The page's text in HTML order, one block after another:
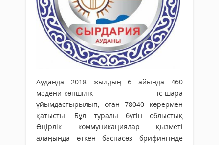
Ауданда 2018 жылдың 6 айында 460
мәдени-көпшілік іс-шара
ұйымдастырылып, оған 78040 көрермен
қатысты. Бұл туралы бүгін облыстық
Өңірлік коммуникациялар қызметі
алаңында өткен баспасөз брифингінде